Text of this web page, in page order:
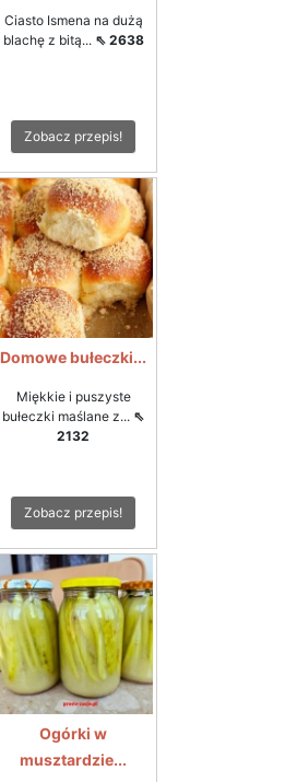
Ciasto Ismena na dużą
blachę z bitą... ⇖ 2638
Zobacz przepis!
Domowe bułeczki...
Miękkie i puszyste
bułeczki maślane z... ⇖
2132
Zobacz przepis!
Ogórki w
musztardzie...